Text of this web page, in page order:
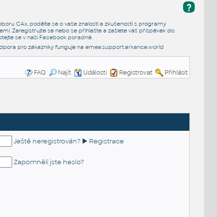
?
CAx, podělte se o vaše znalosti a zkušenosti s programy
Zaregistrujte se nebo se přihlašte a zašlete váš příspěvek do
se v naší Facebook poradně.
pro zákazníky funguje na emea.support.arkance.world
FAQ Najít Události Registrovat Přihlásit
Ještě neregistrován? ► Registrace
Zapomněli jste heslo?